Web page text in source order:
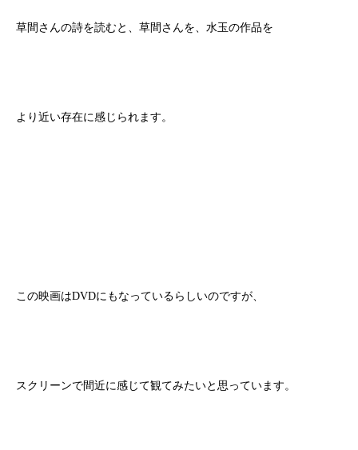
草間さんの詩を読むと、草間さんを、水玉の作品を
より近い存在に感じられます。
この映画はDVDにもなっているらしいのですが、
スクリーンで間近に感じて観てみたいと思っています。